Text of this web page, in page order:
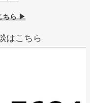
ちら ▶
はこちら